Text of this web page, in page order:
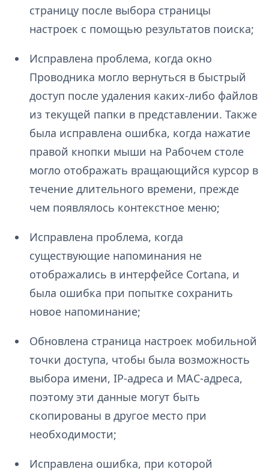
страницу после выбора страницы
настроек с помощью результатов поиска;
Исправлена проблема, когда окно
Проводника могло вернуться в быстрый
доступ после удаления каких-либо файлов
из текущей папки в представлении. Также
была исправлена ошибка, когда нажатие
правой кнопки мыши на Рабочем столе
могло отображать вращающийся курсор в
течение длительного времени, прежде
чем появлялось контекстное меню;
Исправлена проблема, когда
существующие напоминания не
отображались в интерфейсе Сortana, и
была ошибка при попытке сохранить
новое напоминание;
Обновлена страница настроек мобильной
точки доступа, чтобы была возможность
выбора имени, IP-адреса и MAC-адреса,
поэтому эти данные могут быть
скопированы в другое место при
необходимости;
Исправлена ошибка, при которой